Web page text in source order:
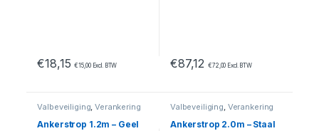
€18,15 €15,00Excl. BTW €87,12 €72,00 Excl. BTW
Valbeveiliging,Verankering
Ankerstrop 1.2m – Geel
Valbeveiliging, Verankering
Ankerstrop 2.0m – Staal